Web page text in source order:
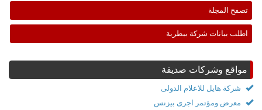
تصفح المجلة
اطلب بيانات شركة بيطرية
مواقع وشركات صديقة
شركة هايل للاعلام الدولى
معرض ومؤتمر اجرى بيزنس